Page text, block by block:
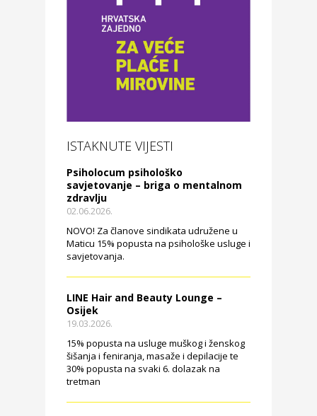
ISTAKNUTE VIJESTI
Psiholocum psihološko
savjetovanje – briga o mentalnom
zdravlju
02.06.2026.
NOVO! Za članove sindikata udružene u
Maticu 15% popusta na psihološke usluge i
savjetovanja.
LINE Hair and Beauty Lounge –
Osijek
19.03.2026.
15% popusta na usluge muškog i ženskog
šišanja i feniranja, masaže i depilacije te
30% popusta na svaki 6. dolazak na
tretman